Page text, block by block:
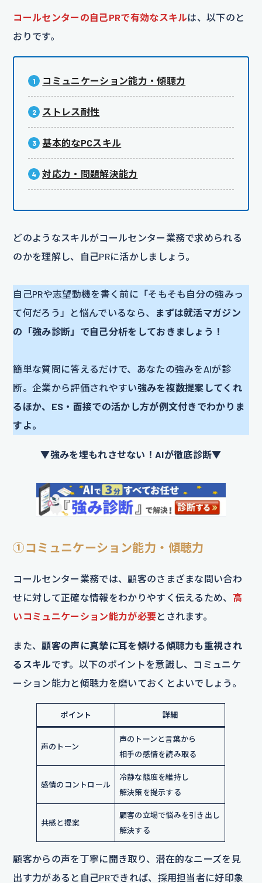
コールセンターの自己PRで有効なスキルは、以下のと
おりです。
コミュニケーション能力・傾聴力
ストレス耐性
基本的なPCスキル
対応力・問題解決能力
どのようなスキルがコールセンター業務で求められる
のかを理解し、自己PRに活かしましょう。
自己PRや志望動機を書く前に「そもそも自分の強みっ
て何だろう」と悩んでいるなら、
まずは就活マガジン
の「強み診断」で自己分析をしておきましょう！
簡単な質問に答えるだけで、あなたの強みをAIが診
断。企業から評価されやすい強みを複数提案してくれ
るほか、ES・面接での活かし方が例文付きでわかりま
すよ。
▼強みを埋もれさせない！AIが徹底診断▼
①コミュニケーション能力・傾聴力
コールセンター業務では、顧客のさまざまな問い合わ
せに対して正確な情報をわかりやすく伝えるため、 高
いコミュニケーション能力が必要とされます。
また、顧客の声に真摯に耳を傾ける傾聴力も重視され
るスキルです。以下のポイントを意識し、コミュニケ
ーション能力と傾聴力を磨いておくとよいでしょう。
ポイント 詳細
声のトーン
声のトーンと言葉から
相手の感情を読み取る
感情のコントロール
冷静な態度を維持し
解決策を提示する
共感と提案
顧客の立場で悩みを引き出し
解決する
顧客からの声を丁寧に聞き取り、潜在的なニーズを見
出す力があると自己PRできれば、採用担当者に好印象